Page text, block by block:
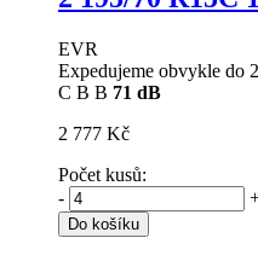
EVR
Expedujeme obvykle do
C B B 71 dB
2 777 Kč
Počet kusů:
-
Do košíku